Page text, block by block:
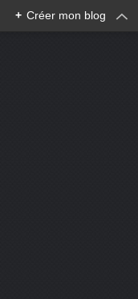
+ Créer mon blog